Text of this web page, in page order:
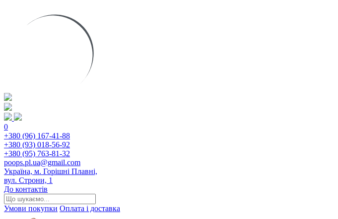
0
+380 (96) 167-41-88
+380 (93) 018-56-92
+380 (95) 763-81-32
poops.pl.ua@gmail.com
Україна, м. Горішні Плавні,
вул. Строни, 1
До контактів
Умови покупки Оплата і доставка